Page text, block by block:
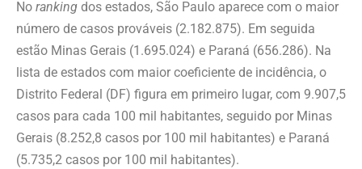
No ranking dos estados, São Paulo aparece com o maior
número de casos prováveis (2.182.875). Em seguida
estão Minas Gerais (1.695.024) e Paraná (656.286). Na
lista de estados com maior coeficiente de incidência, o
Distrito Federal (DF) figura em primeiro lugar, com 9.907,5
casos para cada 100 mil habitantes, seguido por Minas
Gerais (8.252,8 casos por 100 mil habitantes) e Paraná
(5.735,2 casos por 100 mil habitantes).